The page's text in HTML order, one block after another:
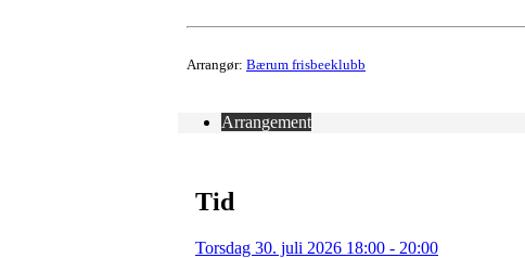
Arrangør: Bærum frisbeeklubb
Arrangement
Tid
Torsdag 30. juli 2026 18:00 - 20:00